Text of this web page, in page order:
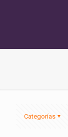
Categorías